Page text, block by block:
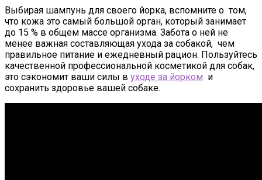
Выбирая шампунь для своего йорка, вспомните о том,
что кожа это самый большой орган, который занимает
до 15 % в общем массе организма. Забота о ней не
менее важная составляющая ухода за собакой, чем
правильное питание и ежедневный рацион. Пользуйтесь
качественной профессиональной косметикой для собак,
это сэкономит ваши силы в уходе за йорком и
сохранить здоровье вашей собаке.